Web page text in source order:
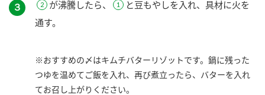
３ が沸騰したら、
と豆もやしを入れ、具材に火を
通す。
※おすすめの〆はキムチバターリゾットです。鍋に残った
つゆを温めてご飯を入れ、再び煮立ったら、バターを入れ
てお召し上がりください。